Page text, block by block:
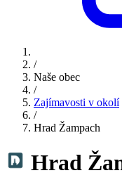
/
Naše obec
/
Zajímavosti v okolí
/
Hrad Žampach
Hrad